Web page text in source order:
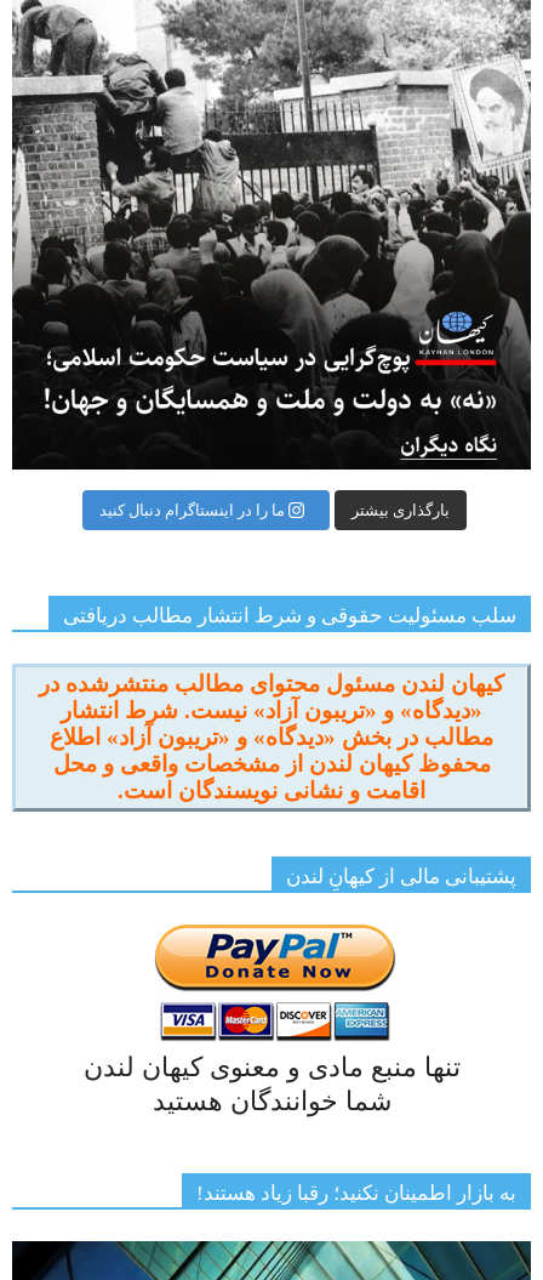
بارگذاری بیشتر ما را در اینستاگرام دنبال کنید
سلب مسئولیت حقوقی و شرط انتشار مطالب دریافتی
کیهان لندن مسئول محتوای مطالب منتشرشده در
«دیدگاه» و «تریبون آزاد» نیست. شرط انتشار
مطالب در بخش «دیدگاه» و «تریبون آزاد» اطلاع
محفوظ کیهان لندن از مشخصات واقعی و محل
اقامت و نشانی نویسندگان است.
پشتیبانی مالی از کیهانِ لندن
تنها منبع مادی و معنوی کیهان لندن
شما خوانندگان هستید
به بازار اطمینان نکنید؛ رقبا زیاد هستند!